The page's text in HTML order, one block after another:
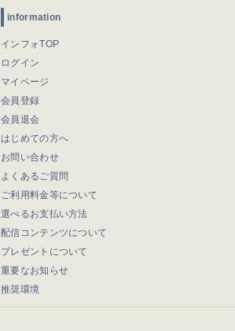
information
インフォTOP
ログイン
マイページ
会員登録
会員退会
はじめての方へ
お問い合わせ
よくあるご質問
ご利用料金等について
選べるお支払い方法
配信コンテンツについて
プレゼントについて
重要なお知らせ
推奨環境